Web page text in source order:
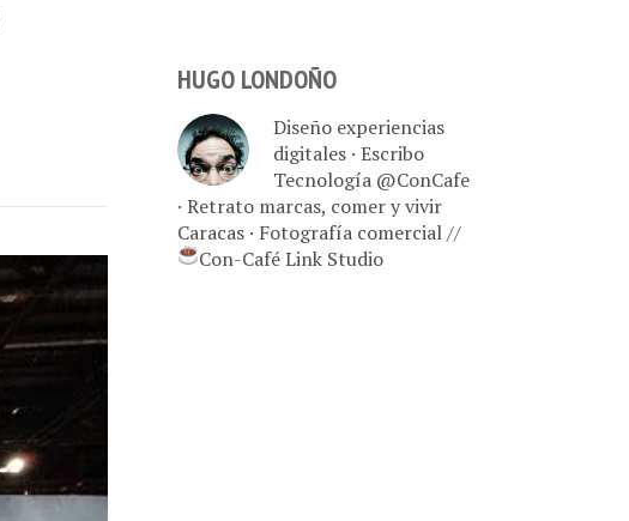
HUGO LONDOÑO
Diseño experiencias
digitales · Escribo
Tecnología @ConCafe
· Retrato marcas, comer y vivir
Caracas · Fotografía comercial //
Con-Café Link Studio